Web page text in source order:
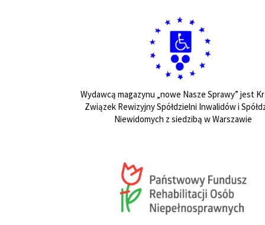
Wydawcą magazynu „nowe Nasze Sprawy” jest
Związek Rewizyjny Spółdzielni Inwalidów i
Niewidomych z siedzibą w Warszawie